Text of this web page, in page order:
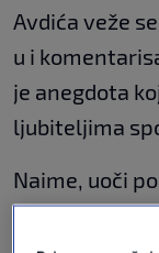
Avdića veže
u i
je anegdota
ljubiteljima
Naime, uoči
konferencije